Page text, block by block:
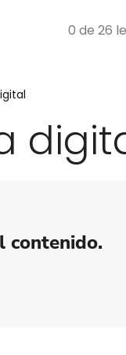
0 de 26
contenido.